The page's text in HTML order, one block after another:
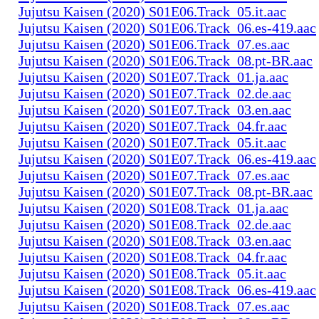
Jujutsu Kaisen (2020) S01E06.Track_05.it.aac
Jujutsu Kaisen (2020) S01E06.Track_06.es-419.aac
Jujutsu Kaisen (2020) S01E06.Track_07.es.aac
Jujutsu Kaisen (2020) S01E06.Track_08.pt-BR.aac
Jujutsu Kaisen (2020) S01E07.Track_01.ja.aac
Jujutsu Kaisen (2020) S01E07.Track_02.de.aac
Jujutsu Kaisen (2020) S01E07.Track_03.en.aac
Jujutsu Kaisen (2020) S01E07.Track_04.fr.aac
Jujutsu Kaisen (2020) S01E07.Track_05.it.aac
Jujutsu Kaisen (2020) S01E07.Track_06.es-419.aac
Jujutsu Kaisen (2020) S01E07.Track_07.es.aac
Jujutsu Kaisen (2020) S01E07.Track_08.pt-BR.aac
Jujutsu Kaisen (2020) S01E08.Track_01.ja.aac
Jujutsu Kaisen (2020) S01E08.Track_02.de.aac
Jujutsu Kaisen (2020) S01E08.Track_03.en.aac
Jujutsu Kaisen (2020) S01E08.Track_04.fr.aac
Jujutsu Kaisen (2020) S01E08.Track_05.it.aac
Jujutsu Kaisen (2020) S01E08.Track_06.es-419.aac
Jujutsu Kaisen (2020) S01E08.Track_07.es.aac